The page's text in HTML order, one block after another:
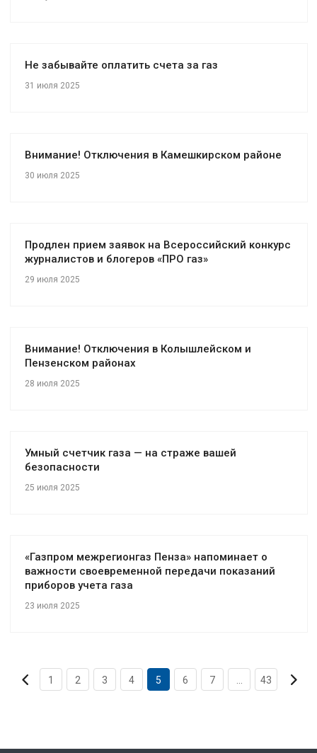
Не забывайте оплатить счета за газ
31 июля 2025
Внимание! Отключения в Камешкирском районе
30 июля 2025
Продлен прием заявок на Всероссийский конкурс
журналистов и блогеров «ПРО газ»
29 июля 2025
Внимание! Отключения в Колышлейском и
Пензенском районах
28 июля 2025
Умный счетчик газа — на страже вашей
безопасности
25 июля 2025
«Газпром межрегионгаз Пенза» напоминает о
важности своевременной передачи показаний
приборов учета газа
23 июля 2025
1 2 3 4 5 6 7 43